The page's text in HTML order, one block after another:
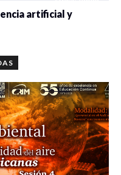
Estudiantes de
área de
y en
emprendimiento
social.
artificial y